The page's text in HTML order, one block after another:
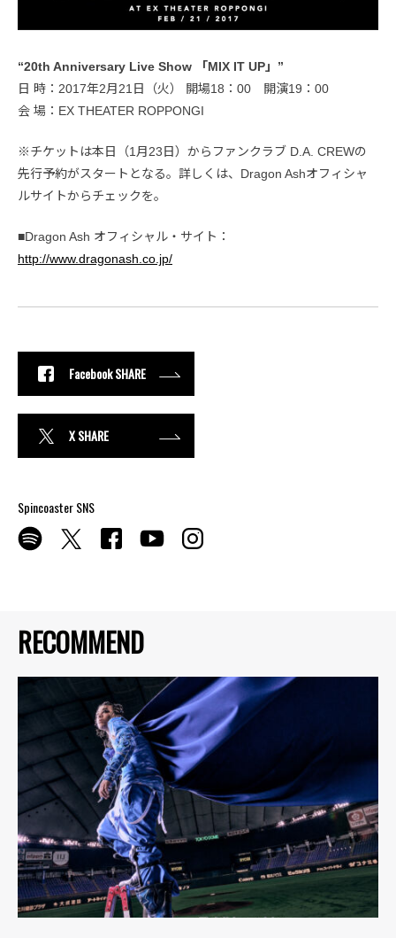
RECOMMEND
“20th Anniversary Live Show 「MIX IT UP」”
日 時：2017年2月21日（火） 開場18：00 開演19：00
会 場：EX THEATER ROPPONGI
※チケットは本日（1月23日）からファンクラブ D.A. CREWの
先行予約がスタートとなる。詳しくは、Dragon Ashオフィシャ
ルサイトからチェックを。
■Dragon Ash オフィシャル・サイト：
http://www.dragonash.co.jp/
Facebook SHARE
X SHARE
Spincoaster SNS